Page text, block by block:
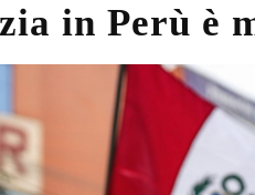
in Perù è